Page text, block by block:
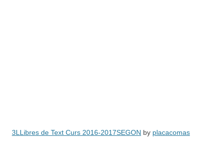
3LLibres de Text Curs 2016-2017SEGON by placacomas